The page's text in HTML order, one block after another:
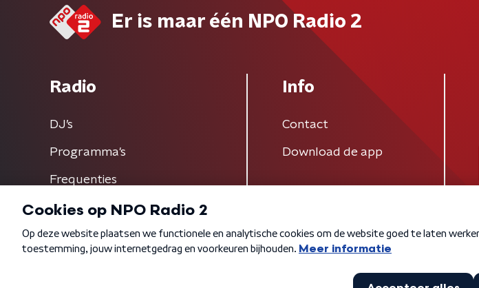
Er is maar één NPO Radio 2
Radio
DJ’s
Programma's
Frequenties
Info
Contact
Download de app
Algemene voorwaarden Privacybeleid